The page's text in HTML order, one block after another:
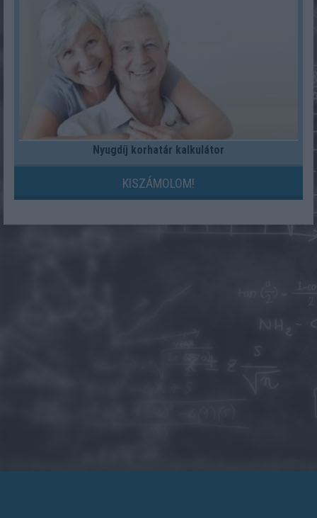
Nyugdíj korhatár kalkulátor
KISZÁMOLOM!